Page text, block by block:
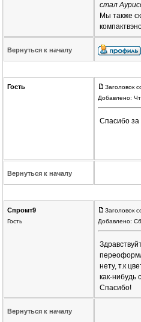
стал
Мы также
Вернуться к началу
Гость
Заголовок
Добавлено:
Спасибо за
Вернуться к началу
Спромт9
Гость
Заголовок
Добавлено:
нету, т.к
как-нибудь
Спасибо!
Вернуться к началу